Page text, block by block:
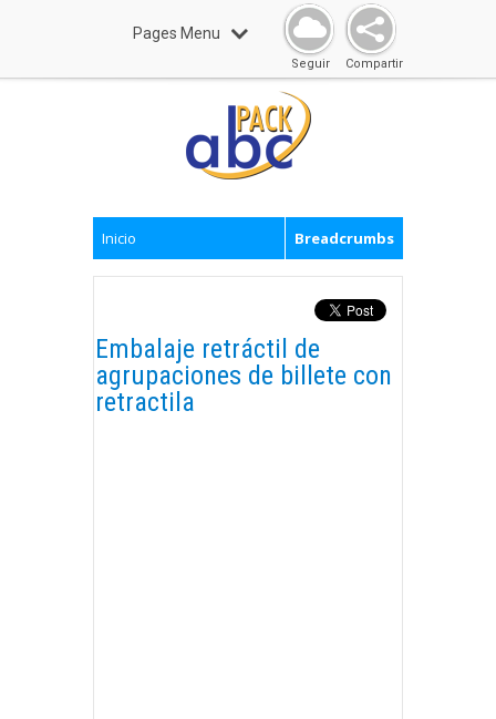
Pages Menu
Compartir
Seguir
Inicio Breadcrumbs
Embalaje retráctil de
agrupaciones de billete con
retractila